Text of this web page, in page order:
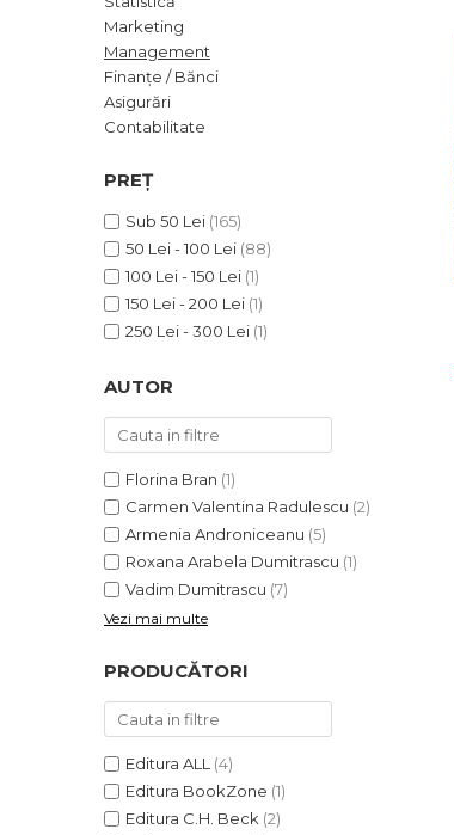
ADMINISTRATIVE
ȘTIINȚE ECONOMICE
ȘTIINȚE EXACTE
EDUCAȚIE FIZICĂ ȘI SPORT
PREUNIVERSITARIA
PACHETE DE STUDIU
PROMOȚIILE LUNII
Cum Cumpăr
Politica de Retur
Formular de Retur
Marketing
Management
Finanțe / Bănci
Asigurări
Contabilitate
PREȚ
Sub 50 Lei (165)
50 Lei - 100 Lei (88)
100 Lei - 150 Lei (1)
150 Lei - 200 Lei (1)
250 Lei - 300 Lei (1)
AUTOR
Florina Bran (1)
Carmen Valentina Radulescu (2)
Armenia Androniceanu (5)
Roxana Arabela Dumitrascu (1)
Vadim Dumitrascu (7)
Vezi mai multe
PRODUCĂTORI
Editura ALL (4)
Editura BookZone (1)
Editura C.H. Beck (2)